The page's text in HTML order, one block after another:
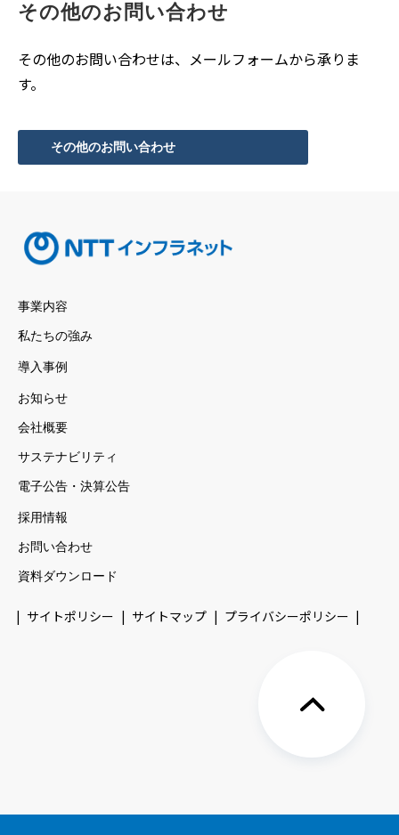
その他のお問い合わせ
その他のお問い合わせは、メールフォームから承りま
す。
その他のお問い合わせ
事業内容
私たちの強み
導入事例
お知らせ
会社概要
サステナビリティ
電子公告・決算公告
採用情報
お問い合わせ
資料ダウンロード
サイトポリシー サイトマップ プライバシーポリシー